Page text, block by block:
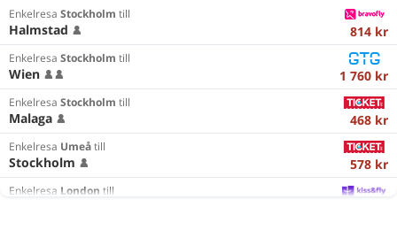
Enkelresa Stockholm till
Halmstad 814 kr
Enkelresa Stockholm till
Wien 1 760 kr
Enkelresa Stockholm till
Malaga 468 kr
Enkelresa Umeå till
Stockholm 578 kr
Enkelresa London till